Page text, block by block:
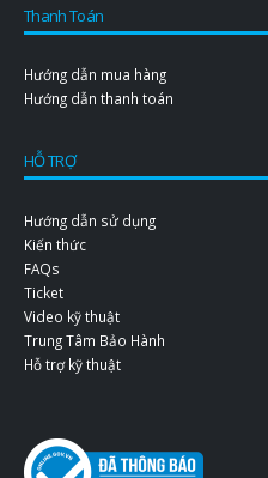
Thanh Toán
Hướng dẫn mua hàng
Hướng dẫn thanh toán
HỖ TRỢ
Hướng dẫn sử dụng
Kiến thức
FAQs
Ticket
Video kỹ thuật
Trung Tâm Bảo Hành
Hỗ trợ kỹ thuật